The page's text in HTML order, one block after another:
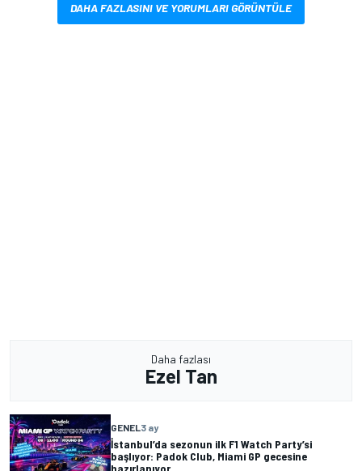
DAHA FAZLASINI VE YORUMLARI GÖRÜNTÜLE
Daha fazlası
Ezel Tan
GENEL3 ay
İstanbul’da sezonun ilk F1 Watch Party’si
başlıyor: Padok Club, Miami GP gecesine